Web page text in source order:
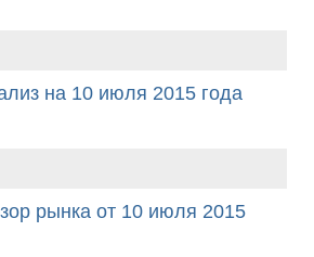
на 10 июля 2015 года
рынка от 10 июля 2015